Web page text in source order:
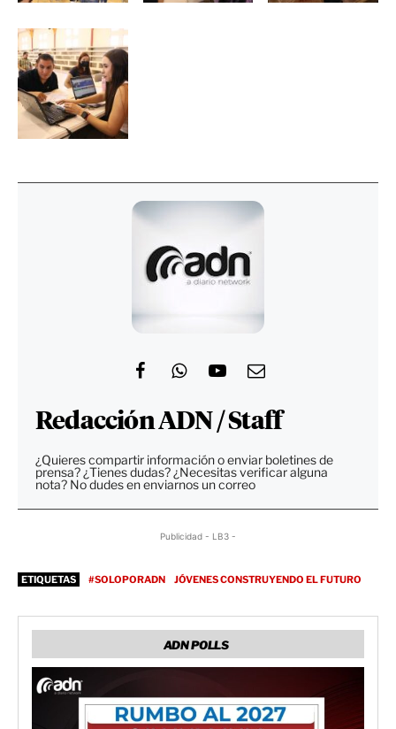
Redacción ADN / Staff
¿Quieres compartir información o enviar boletines de
prensa? ¿Tienes dudas? ¿Necesitas verificar alguna
nota? No dudes en enviarnos un correo
Publicidad - LB3 -
ETIQUETAS #SOLOPORADN JÓVENES CONSTRUYENDO EL FUTURO
ADN POLLS